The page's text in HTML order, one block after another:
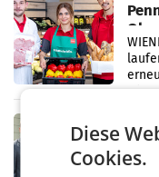
Diese
Cookies.